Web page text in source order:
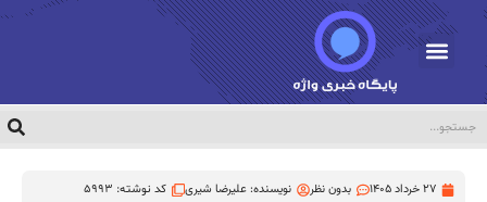
27 خرداد 1405 بدون نظر نویسنده:علیرضا شیری کد نوشته: 5993